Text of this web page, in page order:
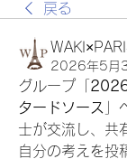
戻る
2026年5月
グループ「 2026
タードソース
士が交流し、共
自分の考えを投